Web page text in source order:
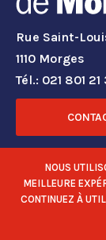
Rue Saint-
1110 Morges
Tél.: 021 801 21
RÉSEAUX
NOUS
MEILLEURE
CONTINUEZ À